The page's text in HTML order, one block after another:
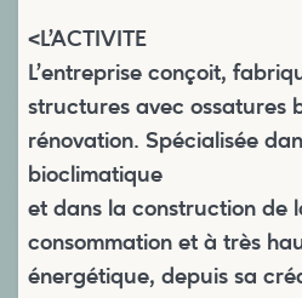
<L’ACTIVITE
L’entreprise conçoit,
structures avec ossatures
rénovation. Spécialisée
bioclimatique
et dans la construction de
consommation et à très
énergétique, depuis sa